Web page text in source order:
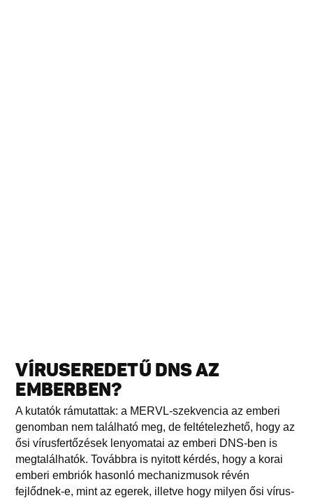
VÍRUSEREDETŰ DNS AZ
EMBERBEN?
A kutatók rámutattak: a MERVL-szekvencia az emberi
genomban nem található meg, de feltételezhető, hogy az
ősi vírusfertőzések lenyomatai az emberi DNS-ben is
megtalálhatók. Továbbra is nyitott kérdés, hogy a korai
emberi embriók hasonló mechanizmusok révén
fejlődnek-e, mint az egerek, illetve hogy milyen ősi vírus-